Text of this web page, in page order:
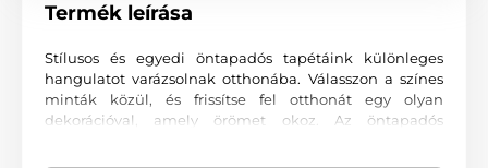
Termék leírása
Stílusos és egyedi öntapadós tapétáink különleges
hangulatot varázsolnak otthonába. Válasszon a színes
minták közül, és frissítse fel otthonát egy olyan
dekorációval, amely örömet okoz. Az öntapadós